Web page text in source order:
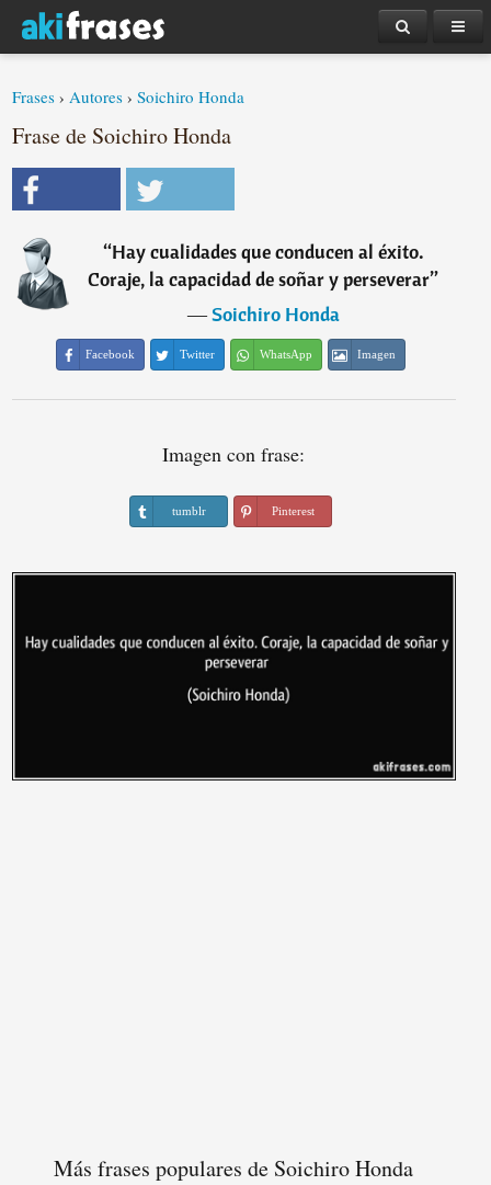
Frases ›Autores ›Soichiro Honda
Frase de Soichiro Honda
“Hay cualidades que conducen al éxito.
Coraje, la capacidad de soñar y perseverar”
―Soichiro Honda
Facebook Twitter WhatsApp Imagen
Imagen con frase:
tumblr Pinterest
Más frases populares de Soichiro Honda